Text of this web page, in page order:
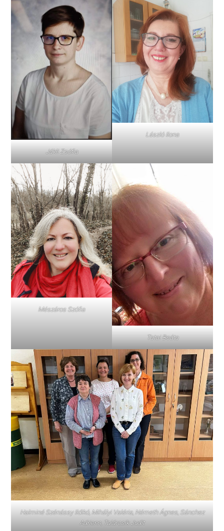
Jákli Zsófia
László Ilona
Mészáros Szófia
Tatai Beáta
Halminé Szénássy Ildikó, Mihályi Valéria, Németh Ágnes, Sánchez
Adrienn, Talárcsik Judit